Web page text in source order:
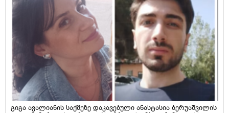
გიგა ავალიანის საქმეზე დაკავებული ანასტასია ბერუაშვილის